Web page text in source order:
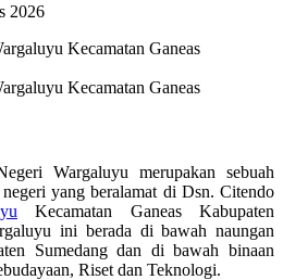
2026
Wargaluyu merupakan sebuah
negeri yang beralamat di Dsn. Citendo
Kecamatan Ganeas Kabupaten
ini berada di bawah naungan
Sumedang dan di bawah binaan
Riset dan Teknologi.